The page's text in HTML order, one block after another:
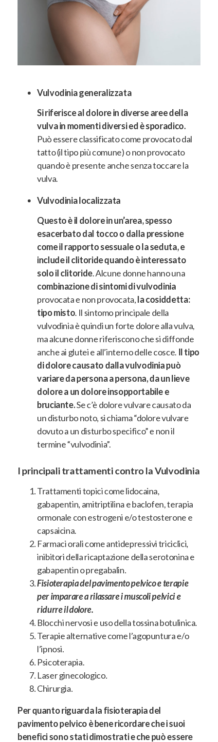
Vulvodinia generalizzata
Si riferisce al dolore in diverse aree della
vulva in momenti diversi ed è sporadico.
Può essere classificato come provocato dal
tatto (il tipo più comune) o non provocato
quando è presente anche senza toccare la
vulva.
Vulvodinia localizzata
Questo è il dolore in un’area, spesso
esacerbato dal tocco o dalla pressione
come il rapporto sessuale o la seduta, e
include il clitoride quando è interessato
solo il clitoride. Alcune donne hanno una
combinazione di sintomi di vulvodinia
provocata e non provocata,la cosiddetta:
tipo misto. Il sintomo principale della
vulvodinia è quindi un forte dolore alla vulva,
ma alcune donne riferiscono che si diffonde
anche ai glutei e all’interno delle cosce. Il tipo
di dolore causato dalla vulvodinia può
variare da persona a persona, da un lieve
dolore a un dolore insopportabile e
bruciante.Se c’è dolore vulvare causato da
un disturbo noto, si chiama “dolore vulvare
dovuto a un disturbo specifico” e non il
termine “vulvodinia”.
I principali trattamenti contro la Vulvodinia
Trattamenti topici come lidocaina,
gabapentin, amitriptilina e baclofen, terapia
ormonale con estrogeni e/o testosterone e
capsaicina.
Farmaci orali come antidepressivi triciclici,
inibitori della ricaptazione della serotonina e
gabapentin o pregabalin.
Fisioterapia del pavimento pelvico e terapie
per imparare a rilassare i muscoli pelvici e
ridurre il dolore.
Blocchi nervosi e uso della tossina botulinica.
Terapie alternative come l’agopuntura e/o
l’ipnosi.
Psicoterapia.
Laser ginecologico.
Chirurgia.
Per quanto riguarda la fisioterapia del
pavimento pelvico è bene ricordare che i suoi
benefici sono stati dimostrati e che può essere